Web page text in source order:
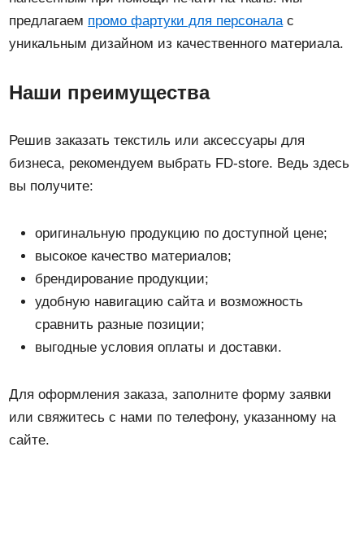
предлагаем промо фартуки для персоналас
уникальным дизайном из качественного материала.
Наши преимущества
Решив заказать текстиль или аксессуары для
бизнеса, рекомендуем выбрать FD-store. Ведь здесь
вы получите:
оригинальную продукцию по доступной цене;
высокое качество материалов;
брендирование продукции;
удобную навигацию сайта и возможность
сравнить разные позиции;
выгодные условия оплаты и доставки.
Для оформления заказа, заполните форму заявки
или свяжитесь с нами по телефону, указанному на
сайте.